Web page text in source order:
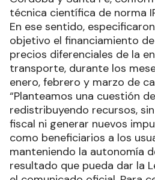
técnica científica de norma
En ese sentido,
objetivo el financiamiento
precios diferenciales de la
transporte, durante los
enero, febrero y marzo de
“Planteamos una cuestión
redistribuyendo recursos,
fiscal ni generar nuevos
como beneficiarios a los
manteniendo la autonomía
resultado que pueda dar la